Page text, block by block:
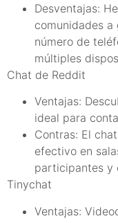
Desventajas:
comunidades a
número de
múltiples
Chat de Reddit
Ventajas:
ideal para
Contras: El
efectivo en
participantes y
Tinychat
Ventajas: